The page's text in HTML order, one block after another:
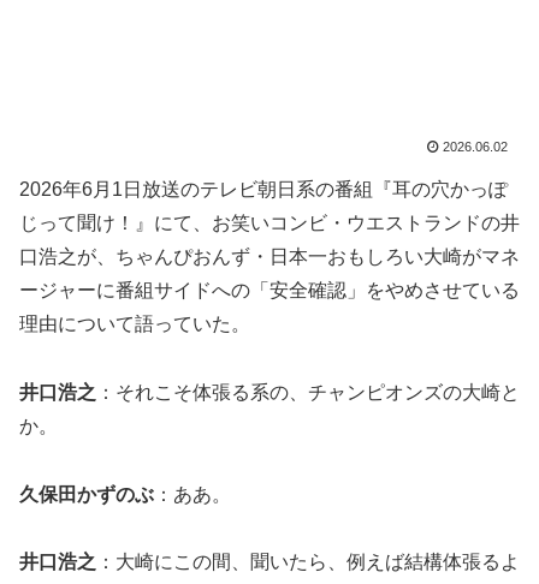
2026.06.02
2026年6月1日放送のテレビ朝日系の番組『耳の穴かっぽ
じって聞け！』にて、お笑いコンビ・ウエストランドの井
口浩之が、ちゃんぴおんず・日本一おもしろい大崎がマネ
ージャーに番組サイドへの「安全確認」をやめさせている
理由について語っていた。
井口浩之 ：それこそ体張る系の、チャンピオンズの大崎と
か。
久保田かずのぶ ：ああ。
井口浩之 ：大崎にこの間、聞いたら、例えば結構体張るよ